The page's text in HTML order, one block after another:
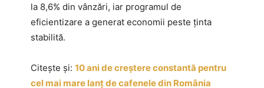
la 8,6% din vânzări, iar programul de
eficientizare a generat economii peste ținta
stabilită.
Citește și: 10 ani de creștere constantă pentru
cel mai mare lanț de cafenele din România